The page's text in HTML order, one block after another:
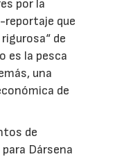
por la
reportaje que
de
es la pesca
una
de
de
Dársena